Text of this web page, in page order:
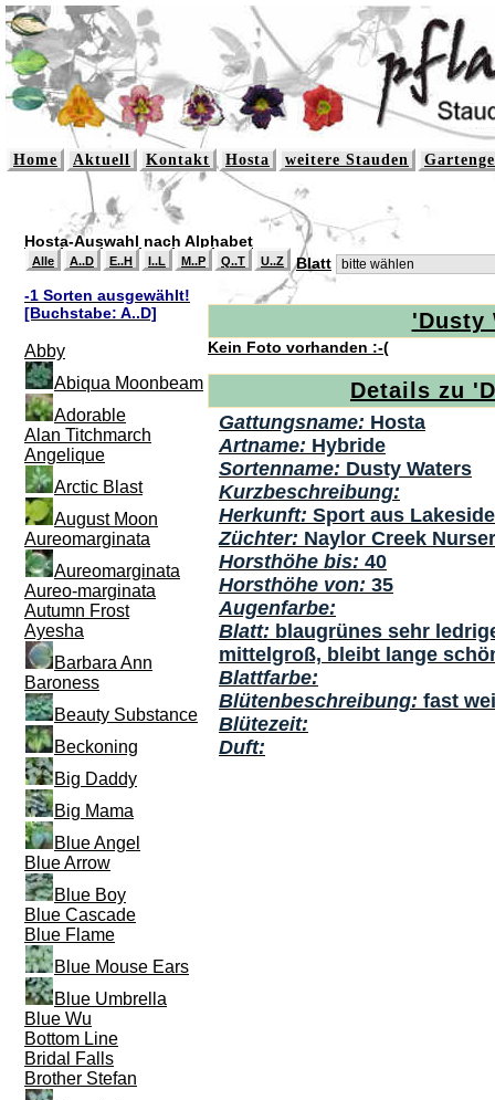
Home Aktuell Kontakt Hosta weitere Stauden
Hosta-Auswahl nach Alphabet
Alle A..D E..H I..L M..P Q..T U..Z
Blatt
-1 Sorten ausgewählt!
[Buchstabe: A..D]
Abby
Abiqua Moonbeam
Adorable
Alan Titchmarch
Angelique
Arctic Blast
August Moon
Aureomarginata
Aureomarginata
Aureo-marginata
Autumn Frost
Ayesha
Barbara Ann
Baroness
Beauty Substance
Beckoning
Big Daddy
Big Mama
Blue Angel
Blue Arrow
Blue Boy
Blue Cascade
Blue Flame
Blue Mouse Ears
Blue Umbrella
Blue Wu
Bottom Line
Bridal Falls
Brother Stefan
'Dusty
Kein Foto vorhanden :-(
Details zu
Gattungsname: Hosta
Artname: Hybride
Sortenname: Dusty Waters
Kurzbeschreibung:
Herkunft: Sport aus
Züchter: Naylor Creek
Horsthöhe bis: 40
Horsthöhe von: 35
Augenfarbe:
Blatt: blaugrünes sehr
mittelgroß, bleibt lange
Blattfarbe:
Blütenbeschreibung: fast
Blütezeit:
Duft: